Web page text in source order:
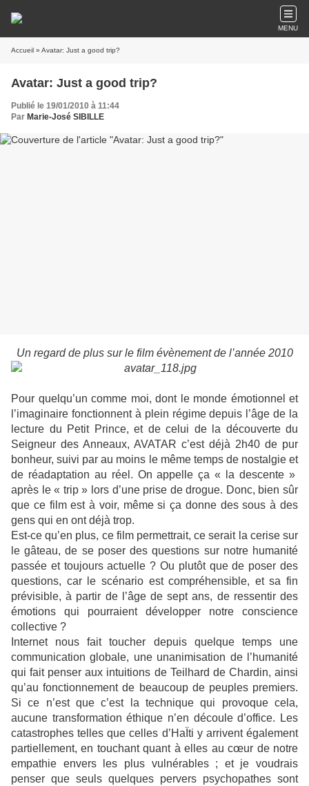
MENU
Accueil » Avatar: Just a good trip?
Avatar: Just a good trip?
Publié le 19/01/2010 à 11:44
Par Marie-José SIBILLE
Un regard de plus sur le film évènement de l’année 2010
Pour quelqu’un comme moi, dont le monde émotionnel et
l’imaginaire fonctionnent à plein régime depuis l’âge de la
lecture du Petit Prince, et de celui de la découverte du
Seigneur des Anneaux, AVATAR c’est déjà 2h40 de pur
bonheur, suivi par au moins le même temps de nostalgie et
de réadaptation au réel. On appelle ça « la descente »
après le « trip » lors d’une prise de drogue. Donc, bien sûr
que ce film est à voir, même si ça donne des sous à des
gens qui en ont déjà trop.
Est-ce qu’en plus, ce film permettrait, ce serait la cerise sur
le gâteau, de se poser des questions sur notre humanité
passée et toujours actuelle ? Ou plutôt que de poser des
questions, car le scénario est compréhensible, et sa fin
prévisible, à partir de l’âge de sept ans, de ressentir des
émotions qui pourraient développer notre conscience
collective ?
Internet nous fait toucher depuis quelque temps une
communication globale, une unanimisation de l’humanité
qui fait penser aux intuitions de Teilhard de Chardin, ainsi
qu’au fonctionnement de beaucoup de peuples premiers.
Si ce n’est que c’est la technique qui provoque cela,
aucune transformation éthique n’en découle d’office. Les
catastrophes telles que celles d’HaÏti y arrivent également
partiellement, en touchant quant à elles au cœur de notre
empathie envers les plus vulnérables ; et je voudrais
penser que seuls quelques pervers psychopathes sont